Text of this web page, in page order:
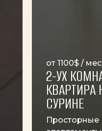
от 1100$ /
2-УХ
КВАРТИРА
СУРИНЕ
Просторные